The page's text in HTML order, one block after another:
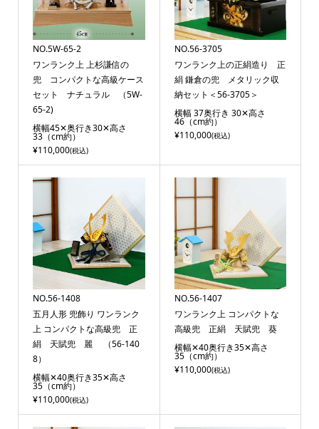
NO.5W-65-2
ワンランク上 上杉謙信の
兜 コンパクトな高級ケース
セット ナチュラル （5W-
65-2)
横幅45✕奥行き30✕高さ
33（cm約）
¥110,000(税込)
NO.56-3705
ワンランク上の正絹造り 正
絹 鎌倉の兜 メタリック収
納セット＜56-3705＞
横幅 37奥行き 30✕高さ
46（cm約）
¥110,000(税込)
NO.56-1408
五月人形 兜飾り ワンランク
上 コンパクトな高級兜 正
絹 天賦兜 麗 （56-140
8）
横幅✕40奥行き35✕高さ
35（cm約）
¥110,000(税込)
NO.56-1407
ワンランク上 コンパクトな
高級兜 正絹 天賦兜 葵
横幅✕40奥行き35✕高さ
35（cm約）
¥110,000(税込)